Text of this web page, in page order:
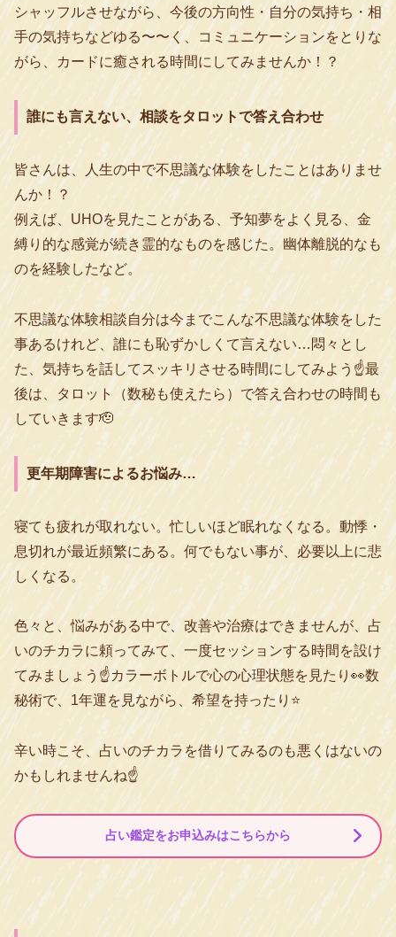
シャッフルさせながら、今後の方向性・自分の気持ち・相
手の気持ちなどゆる〜〜く、コミュニケーションをとりな
がら、カードに癒される時間にしてみませんか！？
誰にも言えない、相談をタロットで答え合わせ
皆さんは、人生の中で不思議な体験をしたことはありませ
んか！？
例えば、UHOを見たことがある、予知夢をよく見る、金
縛り的な感覚が続き霊的なものを感じた。幽体離脱的なも
のを経験したなど。
不思議な体験相談自分は今までこんな不思議な体験をした
事あるけれど、誰にも恥ずかしくて言えない…悶々とし
た、気持ちを話してスッキリさせる時間にしてみよう☝️最
後は、タロット（数秘も使えたら）で答え合わせの時間も
していきます🫡
更年期障害によるお悩み…
寝ても疲れが取れない。忙しいほど眠れなくなる。動悸・
息切れが最近頻繁にある。何でもない事が、必要以上に悲
しくなる。
色々と、悩みがある中で、改善や治療はできませんが、占
いのチカラに頼ってみて、一度セッションする時間を設け
てみましょう☝️カラーボトルで心の心理状態を見たり👀数
秘術で、1年運を見ながら、希望を持ったり⭐️
辛い時こそ、占いのチカラを借りてみるのも悪くはないの
かもしれませんね☝️
占い鑑定をお申込みはこちらから